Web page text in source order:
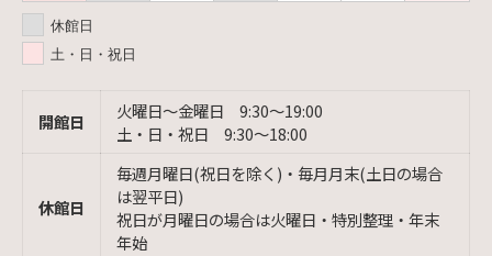
休館日
土・日・祝日
開館日
火曜日〜金曜日 9:30〜19:00
土・日・祝日 9:30〜18:00
休館日
毎週月曜日(祝日を除く)・毎月月末(土日の場合
は翌平日)
祝日が月曜日の場合は火曜日・特別整理・年末
年始